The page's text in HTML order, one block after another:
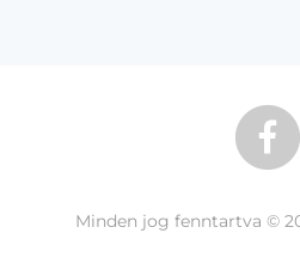
Minden jog fenntartva ©